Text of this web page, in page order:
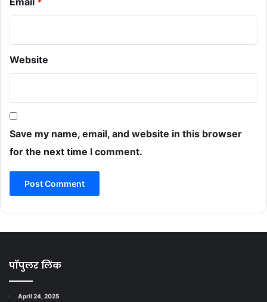
Website
Save my name, email, and website in this browser
for the next time I comment.
पॉपुलर लिंक
April 24, 2025